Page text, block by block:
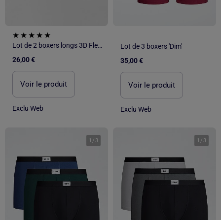
Lot de 2 boxers longs 3D Flex air 'DIM'
26,00 €
Voir le produit
Exclu Web
Lot de 3 boxers 'Dim'
35,00 €
Voir le produit
Exclu Web
1 / 3 1 / 3